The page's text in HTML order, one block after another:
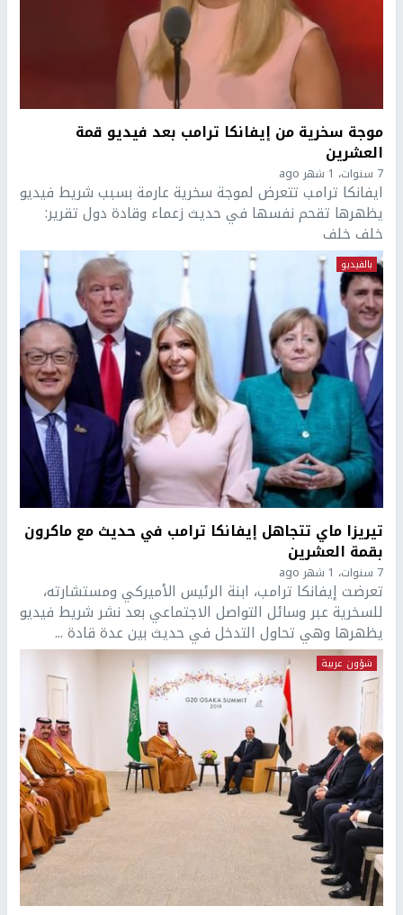
موجة سخرية من إيفانكا ترامب بعد فيديو قمة
العشرين
7 سنوات، 1 شهر ago
ايفانكا ترامب تتعرض لموجة سخرية عارمة بسبب شريط فيديو
يظهرها تقحم نفسها في حديث زعماء وقادة دول تقرير:
خلف خلف
بالفيديو
تيريزا ماي تتجاهل إيفانكا ترامب في حديث مع ماكرون
بقمة العشرين
7 سنوات، 1 شهر ago
تعرضت إيفانكا ترامب، ابنة الرئيس الأميركي ومستشارته،
للسخرية عبر وسائل التواصل الاجتماعي بعد نشر شريط فيديو
يظهرها وهي تحاول التدخل في حديث بين عدة قادة ...
شؤون عربية